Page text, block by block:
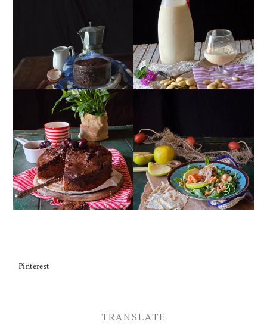
MUG CAKE AL
CIOCCOLATO
MANDORLITO
TORTA DOPPIO
CIOCCOLATO E
CILIEGIE
INSALATA DI SALMONE
AFFUMICATO, MELE,
NOCI, RUCOLA
Pinterest
TRANSLATE